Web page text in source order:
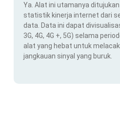
Ya. Alat ini utamanya
statistik kinerja internet dari
data. Data ini dapat
3G, 4G, 4G +, 5G) selama
alat yang hebat untuk
jangkauan sinyal yang buruk.